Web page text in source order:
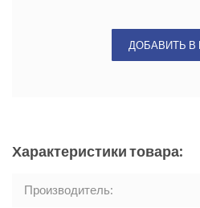
ДОБАВИТЬ В
Характеристики товара:
Производитель: